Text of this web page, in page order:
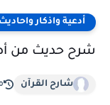
أدعية واذكار واحاديث
شرح حديث من
شارح القرآن